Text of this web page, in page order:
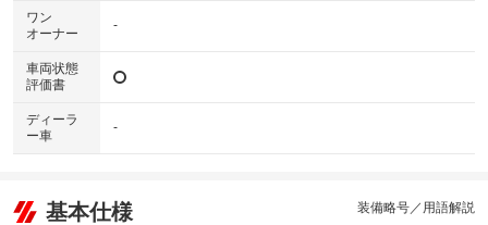
ワン
オーナー
-
車両状態
評価書
ディーラ
ー車
-
基本仕様 装備略号／用語解説